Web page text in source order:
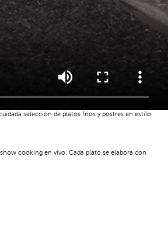
selección de platos fríos y postres en estilo
cooking en vivo. Cada plato se elabora con